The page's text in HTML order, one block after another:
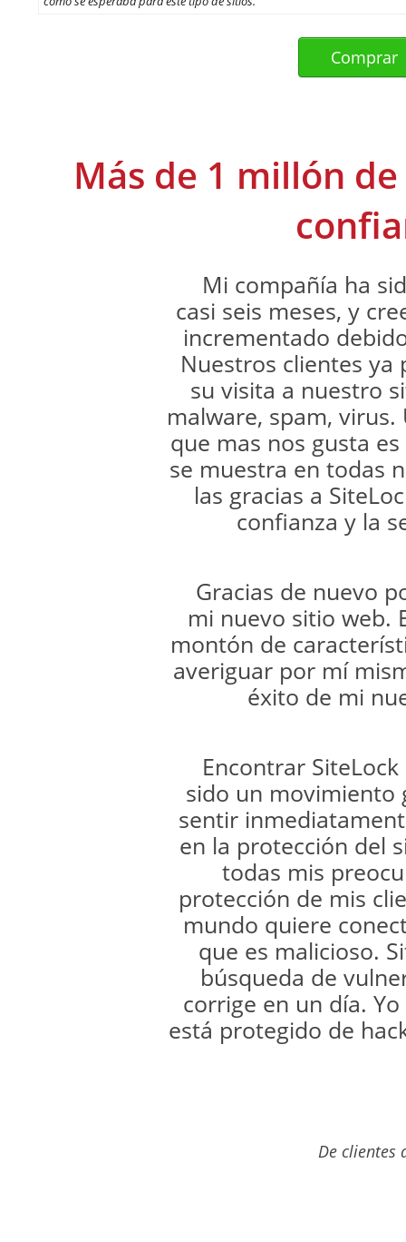
Más de 1 millón
Mi compañía ha
casi seis meses, y
incrementado
Nuestros clientes ya
su visita a nuestro
malware, spam,
que mas nos gusta
se muestra en todas
las gracias a
confianza y la
Gracias de nuevo
mi nuevo sitio web.
montón de
averiguar por mí
éxito de mi
Encontrar
sido un movimiento
sentir
en la protección del
todas mis
protección de mis
mundo quiere
que es malicioso.
búsqueda de
corrige en un día.
está protegido de
De clientes